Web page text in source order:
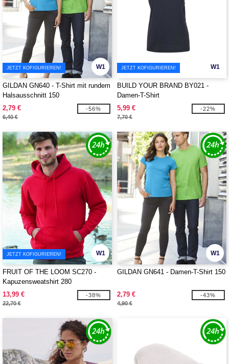
W1
JETZT KOFIGURIEREN!
GILDAN GN640 - T-Shirt mit rundem
Halsausschnitt 150
2,79 €
6,40 €
-56%
W1
JETZT KOFIGURIEREN!
BUILD YOUR BRAND BY021 -
Damen-T-Shirt
5,99 €
7,70 €
-22%
W1
JETZT KOFIGURIEREN!
FRUIT OF THE LOOM SC270 -
Kapuzensweatshirt 280
13,99 €
22,70 €
-38%
W1
GILDAN GN641 - Damen-T-Shirt 150
2,79 €
4,90 €
-43%